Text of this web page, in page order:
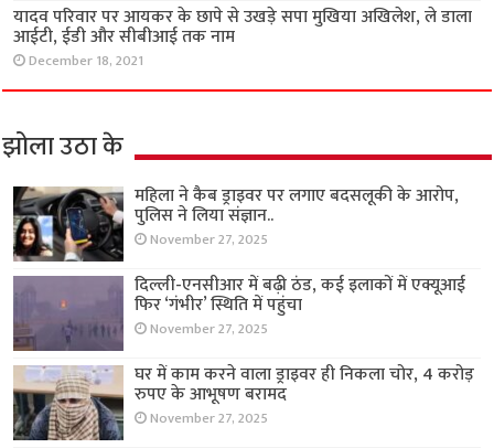
यादव परिवार पर आयकर के छापे से उखड़े सपा मुखिया अखिलेश, ले डाला
आईटी, ईडी और सीबीआई तक नाम
December 18, 2021
झोला उठा के
महिला ने कैब ड्राइवर पर लगाए बदसलूकी के आरोप,
पुलिस ने लिया संज्ञान..
November 27, 2025
दिल्ली-एनसीआर में बढ़ी ठंड, कई इलाकों में एक्यूआई
फिर ‘गंभीर’ स्थिति में पहुंचा
November 27, 2025
घर में काम करने वाला ड्राइवर ही निकला चोर, 4 करोड़
रुपए के आभूषण बरामद
November 27, 2025